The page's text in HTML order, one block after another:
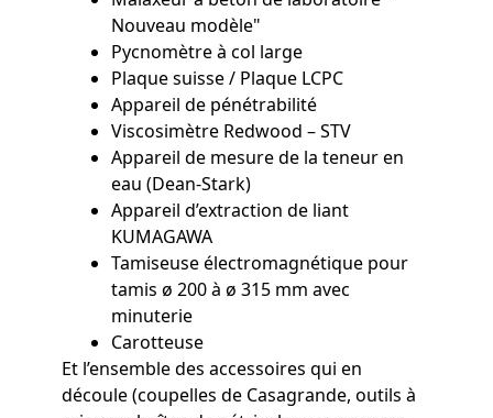
Nouveau modèle"
Pycnomètre à col large
Plaque suisse / Plaque LCPC
Appareil de pénétrabilité
Viscosimètre Redwood – STV
Appareil de mesure de la teneur en
eau (Dean-Stark)
Appareil d’extraction de liant
KUMAGAWA
Tamiseuse électromagnétique pour
tamis ø 200 à ø 315 mm avec
minuterie
Carotteuse
Et l’ensemble des accessoires qui en
découle (coupelles de Casagrande, outils à